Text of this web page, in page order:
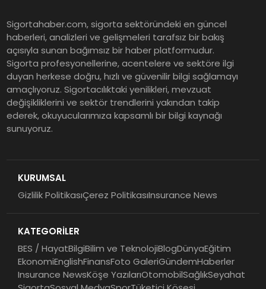
Araştırması: Yapay Zekâ Destekli
Tehditler ve Kurumsal
Dayanıklılık
Sigorta Mobil İzmir Bölge
Müdürlüğü Faaliyete Başladı
Koç Holding 2026 Yılının İlk
Sigortahaber.com, sigorta sektöründeki en güncel
haberleri, analizleri ve gelişmeleri tarafsız bir bakış
açısıyla sunan bağımsız bir haber platformudur.
Sigorta profesyonellerine, acentelere ve sektöre ilgi
duyan herkese doğru, hızlı ve güvenilir bilgi sağlamayı
amaçlıyoruz. Sigortacılıktaki yenilikleri, mevzuat
değişikliklerini ve sektör trendlerini yakından takip
ederek, okuyucularımıza kapsamlı bir bilgi kaynağı
sunuyoruz.
KURUMSAL
Gizlilik PolitikasıÇerez PolitikasıInsurance News
KATEGORİLER
BES / HayatBilgiBilim ve TeknolojiBlogDünyaEğitim
EkonomiEnglishFinansFoto GaleriGündemHaberler
Insurance NewsKöşe YazılarıOtomobilSağlıkSeyahat